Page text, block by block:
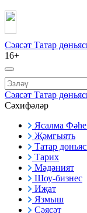
Сәясәт Татар
16+
Сәясәт Татар
Сәхифәләр
Ясалма
Җәмгыять
Татар
Тарих
Мәдәният
Шоу-бизнес
Иҗат
Язмыш
Сәясәт